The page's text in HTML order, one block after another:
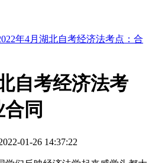
年4月湖北自考经济法考点：合
自考经济法考
同
01-26 14:37:22